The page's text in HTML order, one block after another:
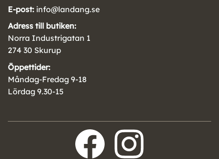
E-post: info@landang.se
Adress till butiken:
Norra Industrigatan 1
274 30 Skurup
Öppettider:
Måndag-Fredag 9-18
Lördag 9.30-15